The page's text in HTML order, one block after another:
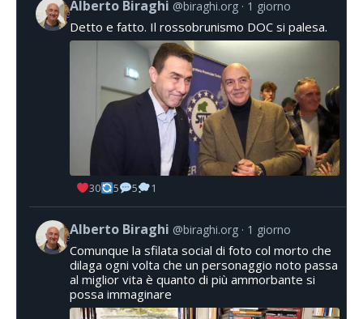
Alberto Biraghi @biraghi.org 1 giorno
Detto e fatto. Il rossobrunismo DOC si palesa.
30 5 5 1
Alberto Biraghi @biraghi.org 1 giorno
Comunque la sfilata social di foto col morto che
dilaga ogni volta che un personaggio noto passa
al miglior vita è quanto di più ammorbante si
possa immaginare